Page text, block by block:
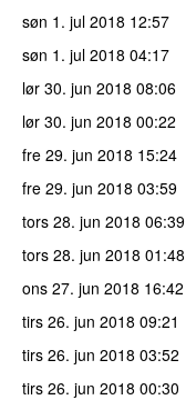
søn 1. jul 2018 12:57
søn 1. jul 2018 04:17
lør 30. jun 2018 08:06
lør 30. jun 2018 00:22
fre 29. jun 2018 15:24
fre 29. jun 2018 03:59
tors 28. jun 2018 06:39
tors 28. jun 2018 01:48
ons 27. jun 2018 16:42
tirs 26. jun 2018 09:21
tirs 26. jun 2018 03:52
tirs 26. jun 2018 00:30